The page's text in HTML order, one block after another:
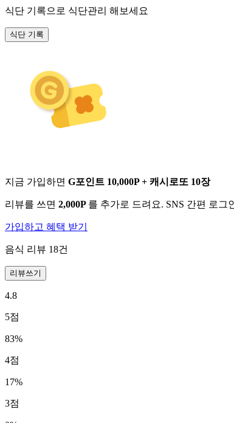
식단 기록으로 식단관리 해보세요
식단 기록
지금 가입하면 G포인트 10,000P + 캐시로또 10장
리뷰를 쓰면 2,000P 를 추가로 드려요. SNS 간편 로그
가입하고 혜택 받기
음식 리뷰 18건
리뷰쓰기
4.8
5점
83%
4점
17%
3점